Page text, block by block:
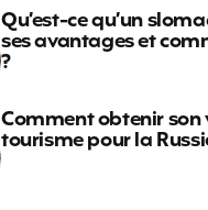
Qu’est-ce qu’un
ses avantages et
?
Comment obtenir son
tourisme pour la